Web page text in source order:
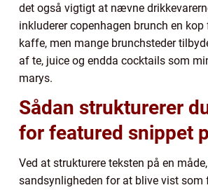
det også vigtigt at nævne
inkluderer copenhagen brunch en
kaffe, men mange brunchsteder
af te, juice og endda cocktails som
marys.
Sådan strukturerer
for featured snippet
Ved at strukturere teksten på en
sandsynligheden for at blive vist som